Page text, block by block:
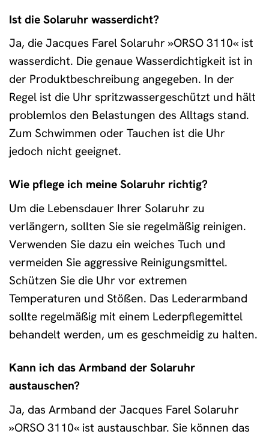
Ist die Solaruhr wasserdicht?
Ja, die Jacques Farel Solaruhr »ORSO 3110« ist
wasserdicht. Die genaue Wasserdichtigkeit ist in
der Produktbeschreibung angegeben. In der
Regel ist die Uhr spritzwassergeschützt und hält
problemlos den Belastungen des Alltags stand.
Zum Schwimmen oder Tauchen ist die Uhr
jedoch nicht geeignet.
Wie pflege ich meine Solaruhr richtig?
Um die Lebensdauer Ihrer Solaruhr zu
verlängern, sollten Sie sie regelmäßig reinigen.
Verwenden Sie dazu ein weiches Tuch und
vermeiden Sie aggressive Reinigungsmittel.
Schützen Sie die Uhr vor extremen
Temperaturen und Stößen. Das Lederarmband
sollte regelmäßig mit einem Lederpflegemittel
behandelt werden, um es geschmeidig zu halten.
Kann ich das Armband der Solaruhr
austauschen?
Ja, das Armband der Jacques Farel Solaruhr
»ORSO 3110« ist austauschbar. Sie können das